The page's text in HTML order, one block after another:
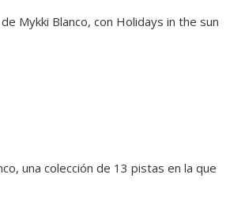
Mykki Blanco, con Holidays in the sun
una colección de 13 pistas en la que